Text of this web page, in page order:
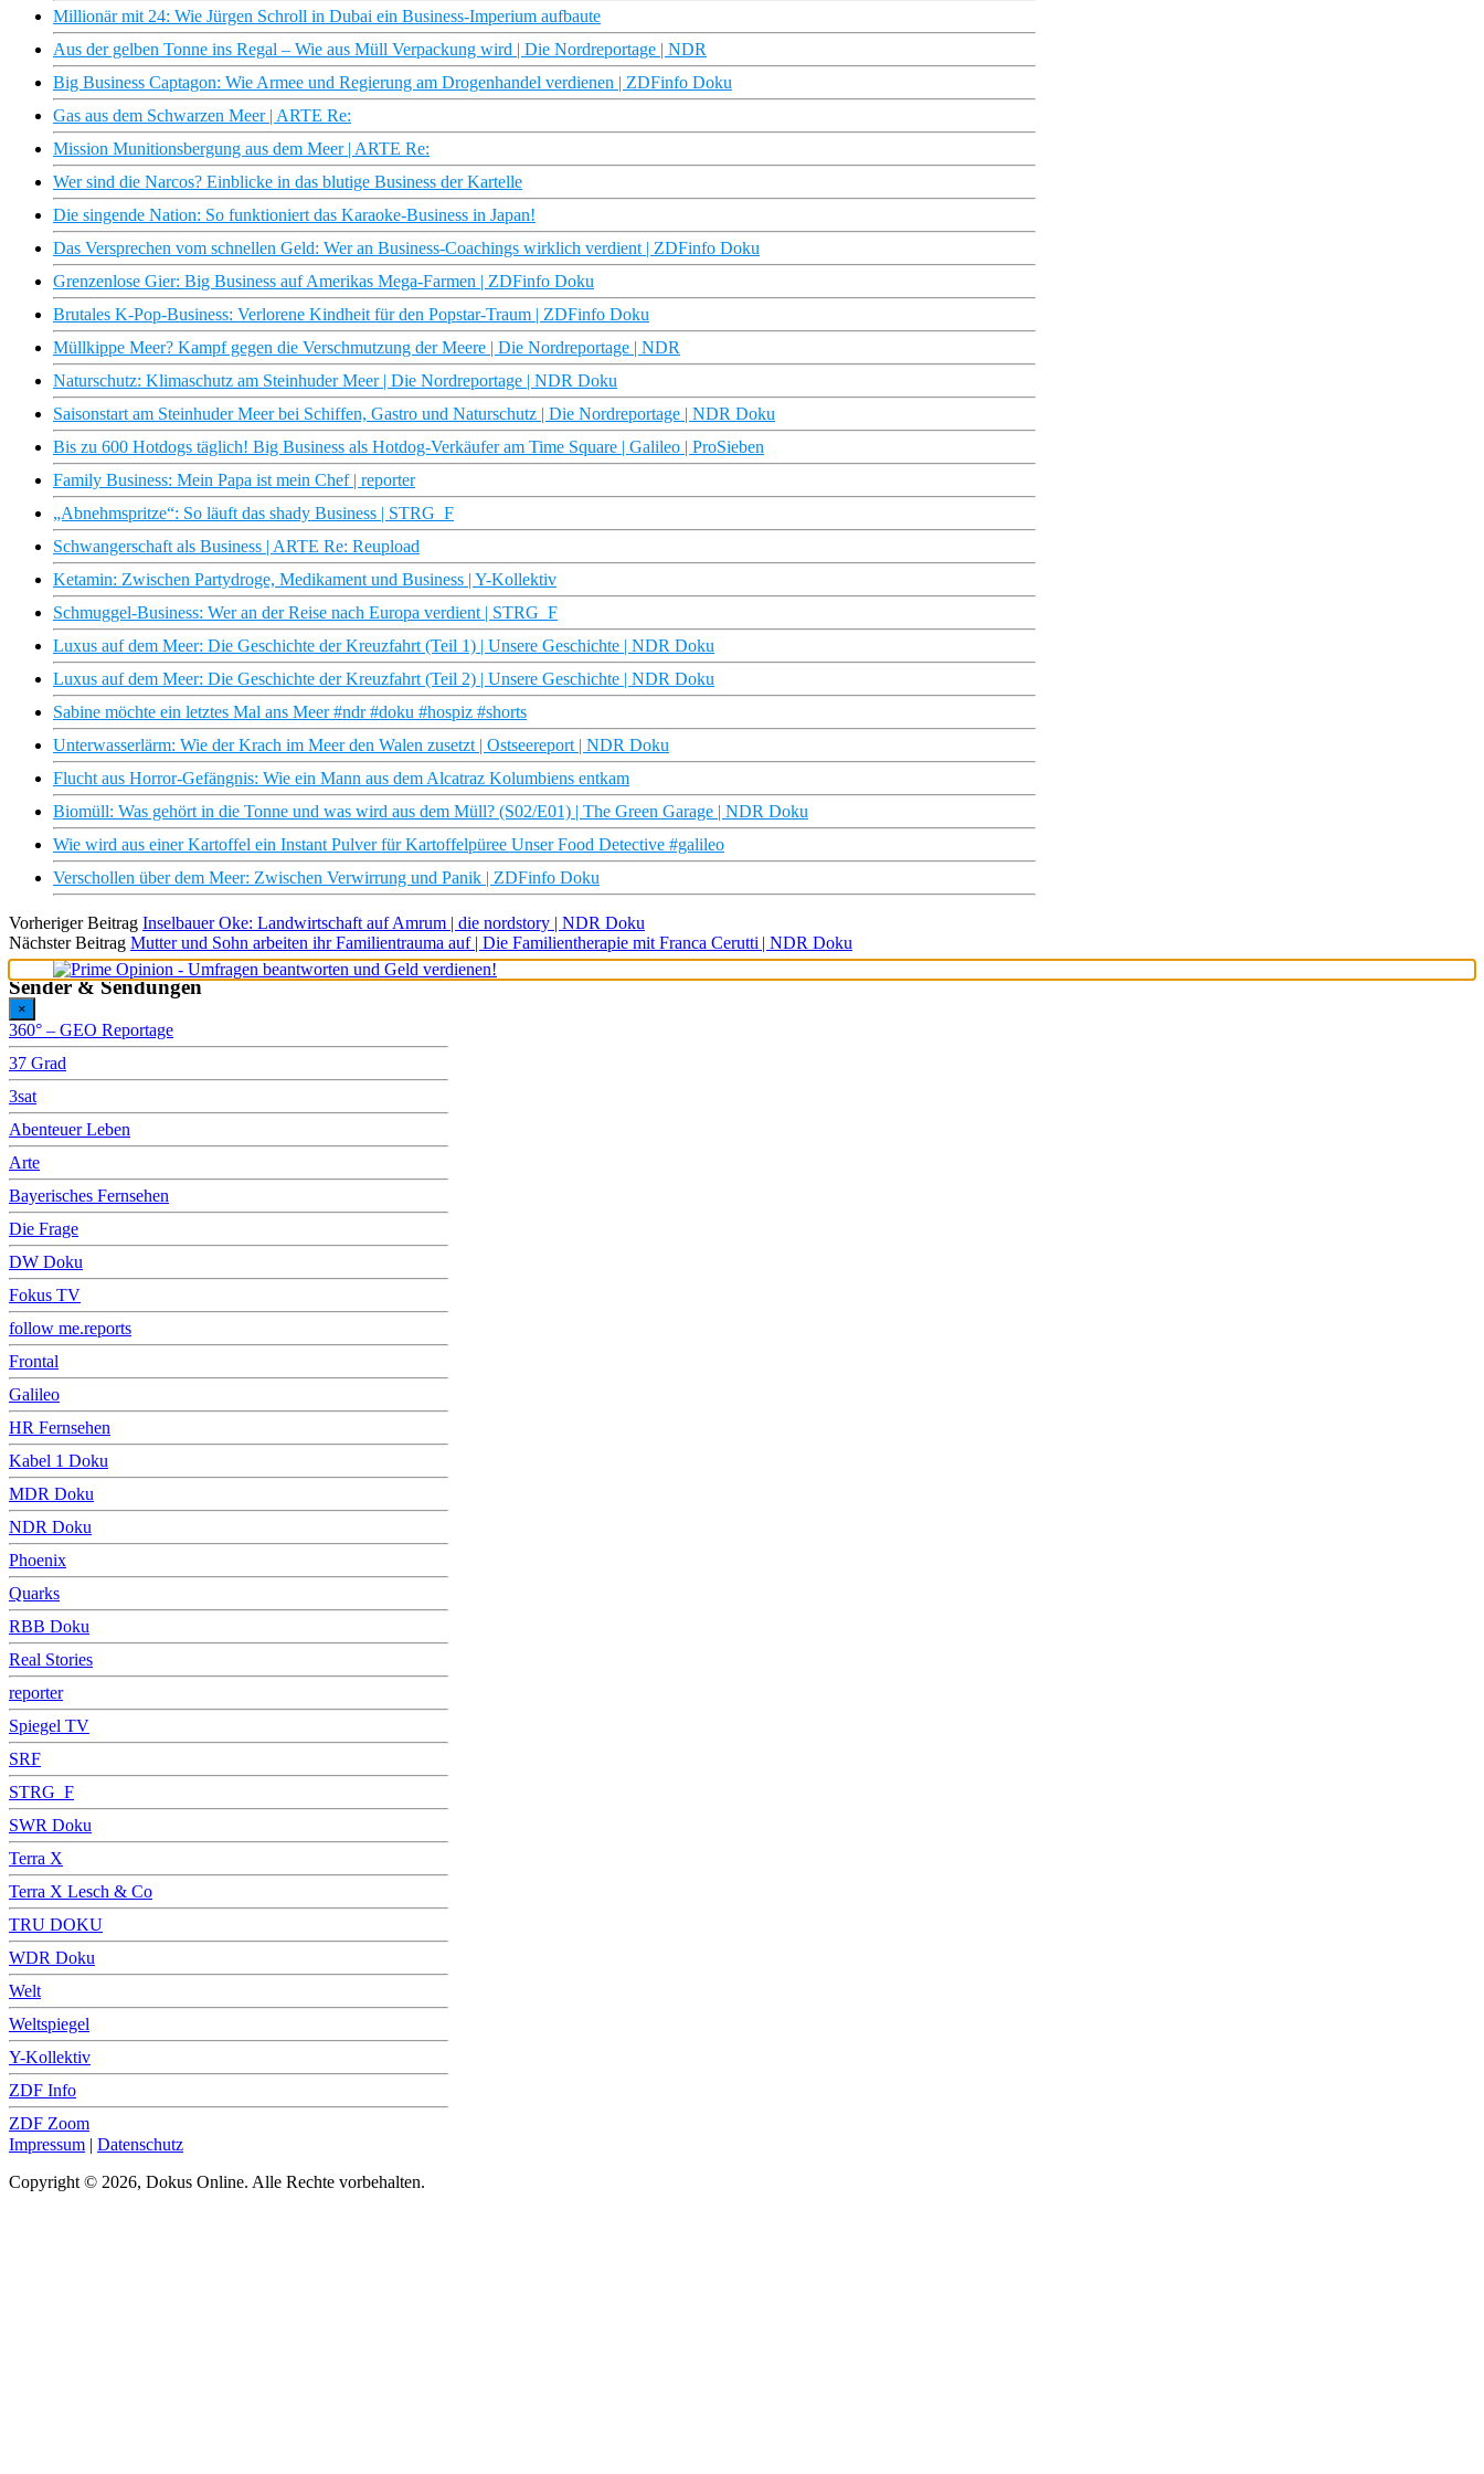
Millionär mit 24: Wie Jürgen Schroll in Dubai ein Business-Imperium aufbaute
Aus der gelben Tonne ins Regal – Wie aus Müll Verpackung wird | Die Nordreportage | NDR
Big Business Captagon: Wie Armee und Regierung am Drogenhandel verdienen | ZDFinfo Doku
Gas aus dem Schwarzen Meer | ARTE Re:
Mission Munitionsbergung aus dem Meer | ARTE Re:
Wer sind die Narcos? Einblicke in das blutige Business der Kartelle
Die singende Nation: So funktioniert das Karaoke-Business in Japan!
Das Versprechen vom schnellen Geld: Wer an Business-Coachings wirklich verdient | ZDFinfo Doku
Grenzenlose Gier: Big Business auf Amerikas Mega-Farmen | ZDFinfo Doku
Brutales K-Pop-Business: Verlorene Kindheit für den Popstar-Traum | ZDFinfo Doku
Müllkippe Meer? Kampf gegen die Verschmutzung der Meere | Die Nordreportage | NDR
Naturschutz: Klimaschutz am Steinhuder Meer | Die Nordreportage | NDR Doku
Saisonstart am Steinhuder Meer bei Schiffen, Gastro und Naturschutz | Die Nordreportage | NDR Doku
Bis zu 600 Hotdogs täglich! Big Business als Hotdog-Verkäufer am Time Square | Galileo | ProSieben
Family Business: Mein Papa ist mein Chef | reporter
„Abnehmspritze“: So läuft das shady Business | STRG_F
Schwangerschaft als Business | ARTE Re: Reupload
Ketamin: Zwischen Partydroge, Medikament und Business | Y-Kollektiv
Schmuggel-Business: Wer an der Reise nach Europa verdient | STRG_F
Luxus auf dem Meer: Die Geschichte der Kreuzfahrt (Teil 1) | Unsere Geschichte | NDR Doku
Luxus auf dem Meer: Die Geschichte der Kreuzfahrt (Teil 2) | Unsere Geschichte | NDR Doku
Sabine möchte ein letztes Mal ans Meer #ndr #doku #hospiz #shorts
Unterwasserlärm: Wie der Krach im Meer den Walen zusetzt | Ostseereport | NDR Doku
Flucht aus Horror-Gefängnis: Wie ein Mann aus dem Alcatraz Kolumbiens entkam
Biomüll: Was gehört in die Tonne und was wird aus dem Müll? (S02/E01) | The Green Garage | NDR Doku
Wie wird aus einer Kartoffel ein Instant Pulver für Kartoffelpüree Unser Food Detective #galileo
Verschollen über dem Meer: Zwischen Verwirrung und Panik | ZDFinfo Doku
Vorheriger Beitrag Inselbauer Oke: Landwirtschaft auf Amrum | die nordstory | NDR Doku
Nächster Beitrag Mutter und Sohn arbeiten ihr Familientrauma auf | Die Familientherapie mit Franca Cerutti | NDR Doku
Sender & Sendungen
360° – GEO Reportage
37 Grad
3sat
Abenteuer Leben
Arte
Bayerisches Fernsehen
Die Frage
DW Doku
Fokus TV
follow me.reports
Frontal
Galileo
HR Fernsehen
Kabel 1 Doku
MDR Doku
NDR Doku
Phoenix
Quarks
RBB Doku
Real Stories
reporter
Spiegel TV
SRF
STRG_F
SWR Doku
Terra X
Terra X Lesch & Co
TRU DOKU
WDR Doku
Welt
Weltspiegel
Y-Kollektiv
ZDF Info
ZDF Zoom
Impressum | Datenschutz
Copyright © 2026, Dokus Online. Alle Rechte vorbehalten.
×